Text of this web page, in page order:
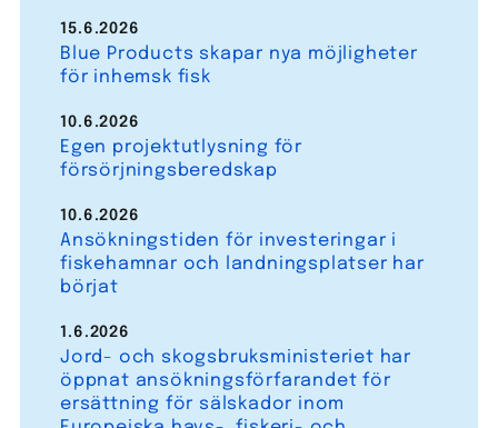
Blue Products skapar nya möjligheter
för inhemsk fisk
15.6.2026
Egen projektutlysning för
försörjningsberedskap
10.6.2026
Ansökningstiden för investeringar i
fiskehamnar och landningsplatser har
börjat
10.6.2026
Jord- och skogsbruksministeriet har
öppnat ansökningsförfarandet för
ersättning för sälskador inom
1.6.2026